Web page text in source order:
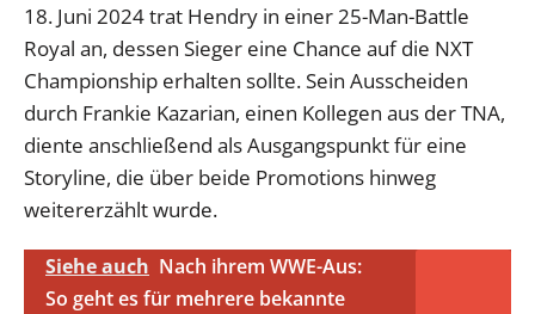
18. Juni 2024 trat Hendry in einer 25-Man-Battle
Royal an, dessen Sieger eine Chance auf die NXT
Championship erhalten sollte. Sein Ausscheiden
durch Frankie Kazarian, einen Kollegen aus der TNA,
diente anschließend als Ausgangspunkt für eine
Storyline, die über beide Promotions hinweg
weitererzählt wurde.
Siehe auch Nach ihrem WWE-Aus:
So geht es für mehrere bekannte